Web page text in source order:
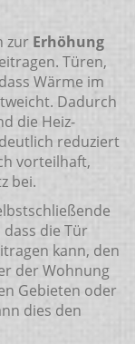
zur Erhöhung
Türen,
Wärme im
Dadurch
die Heiz-
reduziert
vorteilhaft,
bei.
die Tür
kann, den
der Wohnung
Gebieten oder
dies den